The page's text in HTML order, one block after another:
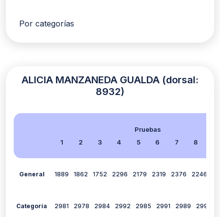
Por categorías
ALICIA MANZANEDA GUALDA (dorsal:
8932)
Pruebas
1
2 3 4 5 6 7 8
General 1889 1862 1752 2296 2179 2319 2376 2246
Categoría 2981 2978 2984 2992 2985 2991 2989 2990